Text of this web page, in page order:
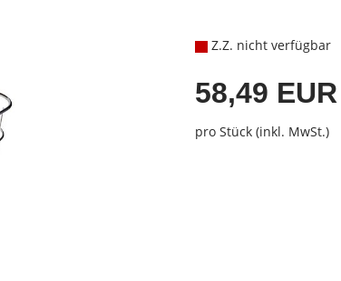
Z.Z. nicht verfügbar
58,49 EUR
pro Stück (inkl. MwSt.)